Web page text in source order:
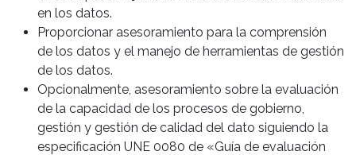
en los datos.
Proporcionar asesoramiento para la comprensión
de los datos y el manejo de herramientas de gestión
de los datos.
Opcionalmente, asesoramiento sobre la evaluación
de la capacidad de los procesos de gobierno,
gestión y gestión de calidad del dato siguiendo la
especificación UNE 0080 de «Guía de evaluación